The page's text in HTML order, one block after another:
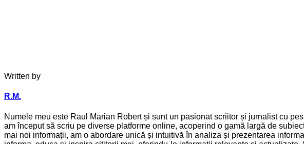
Written by
R.M.
Numele meu este Raul Marian Robert și sunt un pasionat scriitor și jurnalist cu
am început să scriu pe diverse platforme online, acoperind o gamă largă de
mai noi informații, am o abordare unică și intuitivă în analiza și prezentarea